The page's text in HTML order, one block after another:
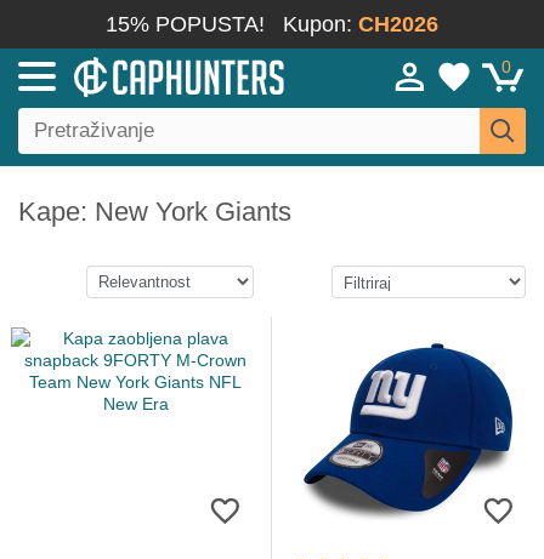
15% POPUSTA! Kupon: CH2026
0
Kape: New York Giants